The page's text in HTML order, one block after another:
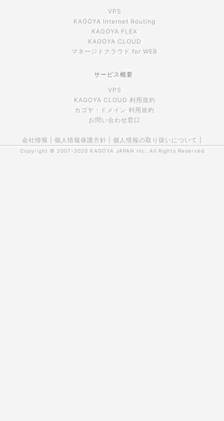
VPS
KAGOYA Internet Routing
KAGOYA FLEX
KAGOYA CLOUD
マネージドクラウド for WEB
サービス概要
VPS
KAGOYA CLOUD 利用規約
カゴヤ・ドメイン 利用規約
お問い合わせ窓口
会社情報 個人情報保護方針 個人情報の取り扱いについて
Copyright © 2007-2020 KAGOYA JAPAN Inc. All Rights Reserved.